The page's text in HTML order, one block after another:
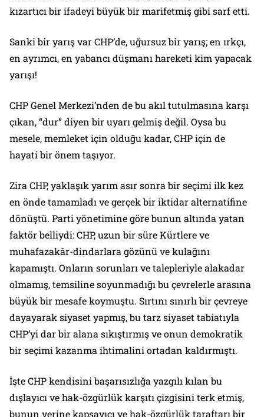
kızartıcı bir ifadeyi büyük bir marifetmiş gibi sarf etti.
Sanki bir yarış var CHP’de, uğursuz bir yarış; en ırkçı,
en ayrımcı, en yabancı düşmanı hareketi kim yapacak
yarışı!
CHP Genel Merkezi’nden de bu akıl tutulmasına karşı
çıkan, “dur” diyen bir uyarı gelmiş değil. Oysa bu
mesele, memleket için olduğu kadar, CHP için de
hayati bir önem taşıyor.
Zira CHP, yaklaşık yarım asır sonra bir seçimi ilk kez
en önde tamamladı ve gerçek bir iktidar alternatifine
dönüştü. Parti yönetimine göre bunun altında yatan
faktör belliydi: CHP, uzun bir süre Kürtlere ve
muhafazakâr-dindarlara gözünü ve kulağını
kapamıştı. Onların sorunları ve talepleriyle alakadar
olmamış, temsiline soyunmadığı bu çevrelerle arasına
büyük bir mesafe koymuştu. Sırtını sınırlı bir çevreye
dayayarak siyaset yapmış, bu tarz siyaset tabiatıyla
CHP’yi dar bir alana sıkıştırmış ve onun demokratik
bir seçimi kazanma ihtimalini ortadan kaldırmıştı.
İşte CHP kendisini başarısızlığa yazgılı kılan bu
dışlayıcı ve hak-özgürlük karşıtı çizgisini terk etmiş,
bunun yerine kapsayıcı ve hak-özgürlük taraftarı bir